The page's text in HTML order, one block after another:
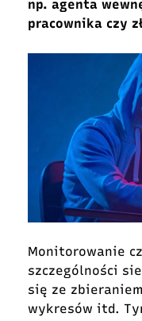
np. agenta
pracownika czy
Monitorowanie
szczególności
się ze
wykresów itd.